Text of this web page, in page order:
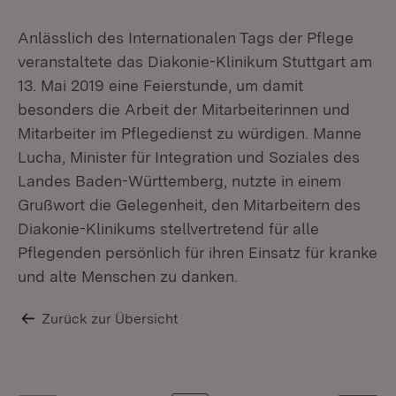
Anlässlich des Internationalen Tags der Pflege
veranstaltete das Diakonie-Klinikum Stuttgart am
13. Mai 2019 eine Feierstunde, um damit
besonders die Arbeit der Mitarbeiterinnen und
Mitarbeiter im Pflegedienst zu würdigen. Manne
Lucha, Minister für Integration und Soziales des
Landes Baden-Württemberg, nutzte in einem
Grußwort die Gelegenheit, den Mitarbeitern des
Diakonie-Klinikums stellvertretend für alle
Pflegenden persönlich für ihren Einsatz für kranke
und alte Menschen zu danken.
Zurück zur Übersicht